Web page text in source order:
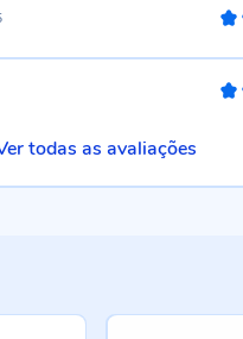
todas as avaliações